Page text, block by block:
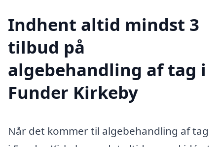
Indhent altid mindst 3
tilbud på
algebehandling af tag i
Funder Kirkeby
Når det kommer til algebehandling af tag